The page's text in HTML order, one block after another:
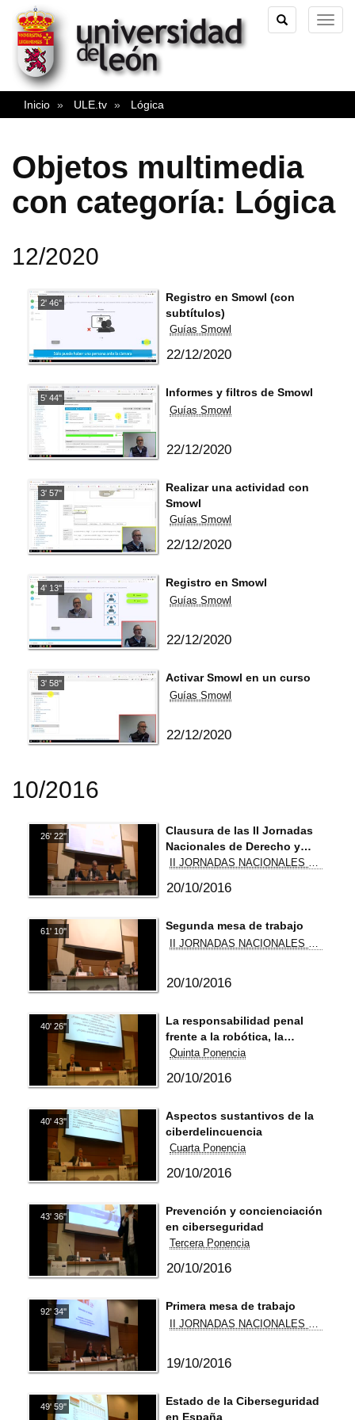
TOGGLE
SEARCH
Inicio ULE.tv Lógica
Objetos multimedia
con categoría: Lógica
12/2020
2' 46''
Registro en Smowl (con
subtítulos)
Guías Smowl
22/12/2020
5' 44'' Informes y filtros de Smowl
Guías Smowl
22/12/2020
3' 57''
Realizar una actividad con
Smowl
Guías Smowl
22/12/2020
4' 13'' Registro en Smowl
Guías Smowl
22/12/2020
3' 58'' Activar Smowl en un curso
Guías Smowl
22/12/2020
10/2016
26' 22''
Clausura de las II Jornadas
Nacionales de Derecho y
Ciberseguridad
20/10/2016
61' 10'' Segunda mesa de trabajo
II JORNADAS NACIONALES DE DERECHO Y CIBERSEGURIDAD
20/10/2016
40' 26''
La responsabilidad penal
frente a la robótica, la
inteligencia artificial y el
Quinta Ponencia
20/10/2016
40' 43''
Aspectos sustantivos de la
ciberdelincuencia
Cuarta Ponencia
20/10/2016
43' 36''
Prevención y concienciación
en ciberseguridad
Tercera Ponencia
20/10/2016
92' 34'' Primera mesa de trabajo
II JORNADAS NACIONALES DE DERECHO Y CIBERSEGURIDAD
19/10/2016
49' 59''
Estado de la Ciberseguridad
en España